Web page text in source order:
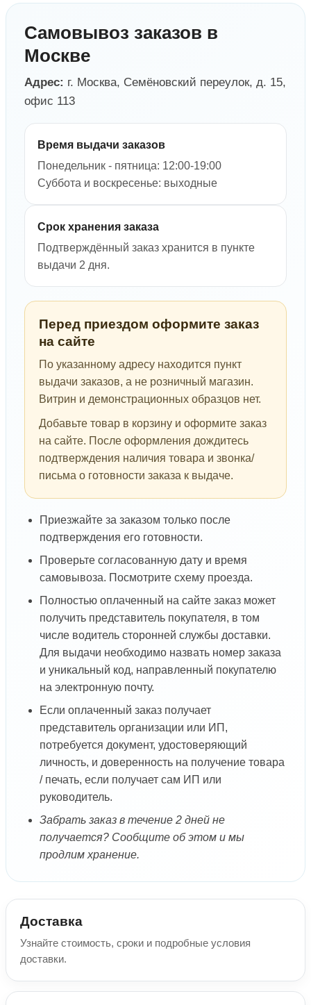
Самовывоз заказов в
Москве
Адрес: г. Москва, Семёновский переулок, д. 15,
офис 113
Время выдачи заказов
Понедельник - пятница: 12:00-19:00
Суббота и воскресенье: выходные
Срок хранения заказа
Подтверждённый заказ хранится в пункте
выдачи 2 дня.
Перед приездом оформите заказ
на сайте
По указанному адресу находится пункт
выдачи заказов, а не розничный магазин.
Витрин и демонстрационных образцов нет.
Добавьте товар в корзину и оформите заказ
на сайте. После оформления дождитесь
подтверждения наличия товара и звонка/
письма о готовности заказа к выдаче.
Приезжайте за заказом только после
подтверждения его готовности.
Проверьте согласованную дату и время
самовывоза. Посмотрите схему проезда.
Полностью оплаченный на сайте заказ может
получить представитель покупателя, в том
числе водитель сторонней службы доставки.
Для выдачи необходимо назвать номер заказа
и уникальный код, направленный покупателю
на электронную почту.
Если оплаченный заказ получает
представитель организации или ИП,
потребуется документ, удостоверяющий
личность, и доверенность на получение товара
/ печать, если получает сам ИП или
руководитель.
Забрать заказ в течение 2 дней не
получается? Сообщите об этом и мы
продлим хранение.
Доставка
Узнайте стоимость, сроки и подробные условия
доставки.